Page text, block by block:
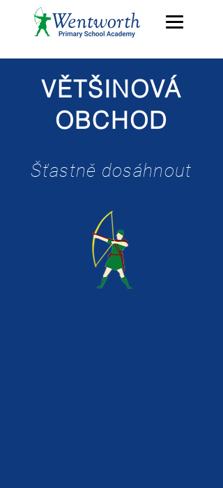
VĚTŠINOVÁ
OBCHOD
Šťastně dosáhnout